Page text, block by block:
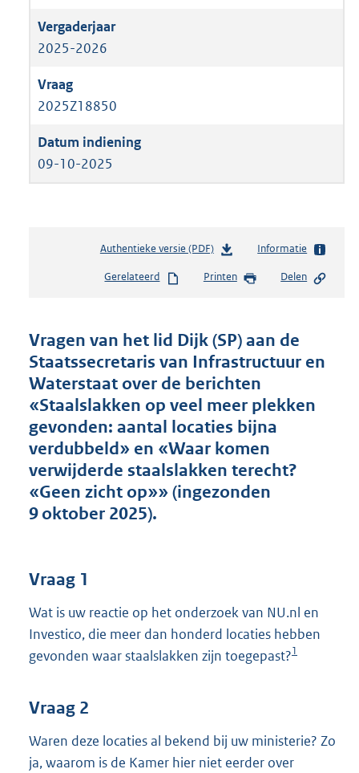
2025-2026
2025Z18850
09-10-2025
Authentieke versie (PDF)b
s
n
d
s
g
r
o
o
t
:
Informatie
Gerelateerd Printen Delen
Vragen van het lid Dijk (SP) aan de
Staatssecretaris van Infrastructuur en
Waterstaat over de berichten
«Staalslakken op veel meer plekken
gevonden: aantal locaties bijna
verdubbeld» en «Waar komen
verwijderde staalslakken terecht?
«Geen zicht op»» (ingezonden
9 oktober 2025).
Vraag 1
Wat is uw reactie op het onderzoek van NU.nl en
Investico, die meer dan honderd locaties hebben
gevonden waar staalslakken zijn toegepast?1
Vraag 2
Waren deze locaties al bekend bij uw ministerie? Zo
ja, waarom is de Kamer hier niet eerder over